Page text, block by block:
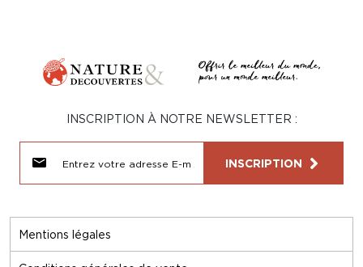
Mentions légales
INSCRIPTION À NOTRE NEWSLETTER :
INSCRIPTION